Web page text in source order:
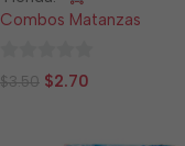
Combos Matanzas
0
$3.50 $2.70